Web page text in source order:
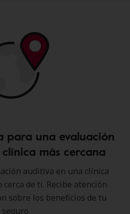
para una evaluación
más cercana
auditiva en una clínica
de ti. Recibe atención
sobre los beneficios de tu
seguro.